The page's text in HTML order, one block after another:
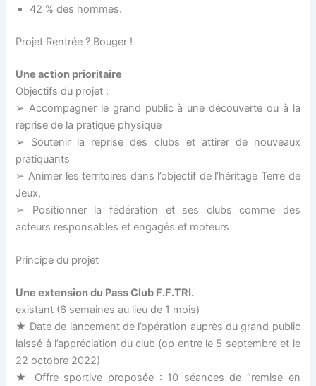
42 % des hommes.
Projet Rentrée ? Bouger !
Une action prioritaire
Objectifs du projet :
➢ Accompagner le grand public à une découverte ou à la
reprise de la pratique physique
➢ Soutenir la reprise des clubs et attirer de nouveaux
pratiquants
➢ Animer les territoires dans l’objectif de l’héritage Terre de
Jeux,
➢ Positionner la fédération et ses clubs comme des
acteurs responsables et engagés et moteurs
Principe du projet
Une extension du Pass Club F.F.TRI.
existant (6 semaines au lieu de 1 mois)
★ Date de lancement de l’opération auprès du grand public
laissé à l’appréciation du club (op entre le 5 septembre et le
22 octobre 2022)
★ Offre sportive proposée : 10 séances de “remise en